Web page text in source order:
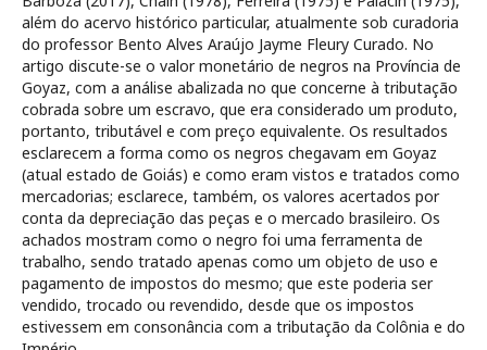
além do acervo histórico particular, atualmente sob curadoria
do professor Bento Alves Araújo Jayme Fleury Curado. No
artigo discute-se o valor monetário de negros na Província de
Goyaz, com a análise abalizada no que concerne à tributação
cobrada sobre um escravo, que era considerado um produto,
portanto, tributável e com preço equivalente. Os resultados
esclarecem a forma como os negros chegavam em Goyaz
(atual estado de Goiás) e como eram vistos e tratados como
mercadorias; esclarece, também, os valores acertados por
conta da depreciação das peças e o mercado brasileiro. Os
achados mostram como o negro foi uma ferramenta de
trabalho, sendo tratado apenas como um objeto de uso e
pagamento de impostos do mesmo; que este poderia ser
vendido, trocado ou revendido, desde que os impostos
estivessem em consonância com a tributação da Colônia e do